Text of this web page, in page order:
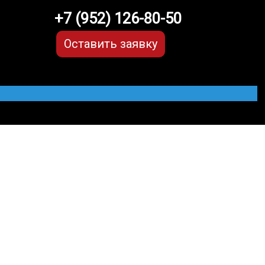
+7 (952) 126-80-50
Оставить заявку